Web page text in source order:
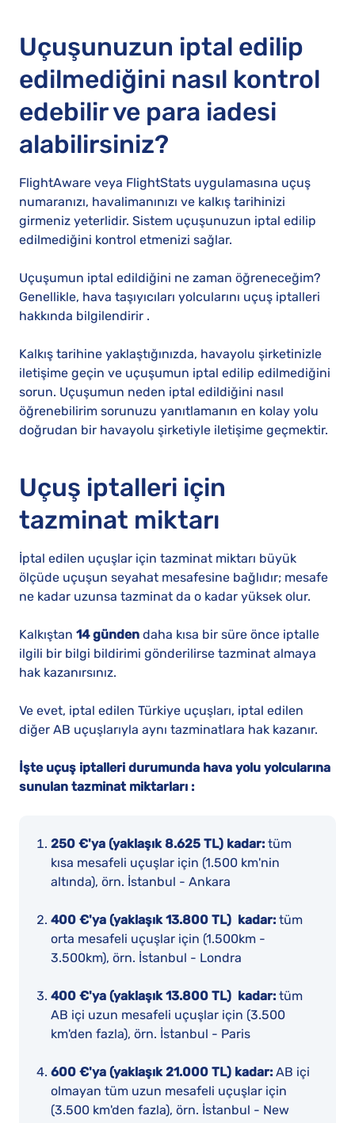
Uçuşunuzun iptal edilip
edilmediğini nasıl kontrol
edebilir ve para iadesi
alabilirsiniz?
FlightAware veya FlightStats uygulamasına uçuş
numaranızı, havalimanınızı ve kalkış tarihinizi
girmeniz yeterlidir. Sistem uçuşunuzun iptal edilip
edilmediğini kontrol etmenizi sağlar.
Uçuşumun iptal edildiğini ne zaman öğreneceğim?
Genellikle, hava taşıyıcıları yolcularını uçuş iptalleri
hakkında bilgilendirir .
Kalkış tarihine yaklaştığınızda, havayolu şirketinizle
iletişime geçin ve uçuşumun iptal edilip edilmediğini
sorun. Uçuşumun neden iptal edildiğini nasıl
öğrenebilirim sorunuzu yanıtlamanın en kolay yolu
doğrudan bir havayolu şirketiyle iletişime geçmektir.
Uçuş iptalleri için
tazminat miktarı
İptal edilen uçuşlar için tazminat miktarı büyük
ölçüde uçuşun seyahat mesafesine bağlıdır; mesafe
ne kadar uzunsa tazminat da o kadar yüksek olur.
Kalkıştan 14 günden daha kısa bir süre önce iptalle
ilgili bir bilgi bildirimi gönderilirse tazminat almaya
hak kazanırsınız.
Ve evet, iptal edilen Türkiye uçuşları, iptal edilen
diğer AB uçuşlarıyla aynı tazminatlara hak kazanır.
İşte uçuş iptalleri durumunda hava yolu yolcularına
sunulan tazminat miktarları :
250 €'ya (yaklaşık 8.625 TL) kadar: tüm
kısa mesafeli uçuşlar için (1.500 km'nin
altında), örn. İstanbul - Ankara
400 €'ya (yaklaşık 13.800 TL) kadar: tüm
orta mesafeli uçuşlar için (1.500km -
3.500km), örn. İstanbul - Londra
400 €'ya (yaklaşık 13.800 TL) kadar: tüm
AB içi uzun mesafeli uçuşlar için (3.500
km'den fazla), örn. İstanbul - Paris
600 €'ya (yaklaşık 21.000 TL) kadar: AB içi
olmayan tüm uzun mesafeli uçuşlar için
(3.500 km'den fazla), örn. İstanbul - New